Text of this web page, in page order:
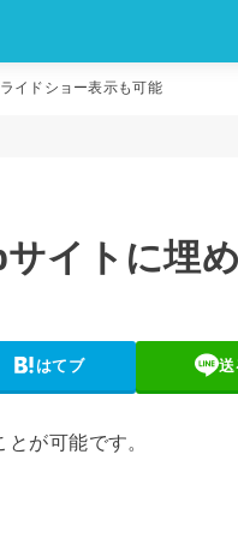
イドショー表示も可能
イトに埋
はてブ 送
が可能です。